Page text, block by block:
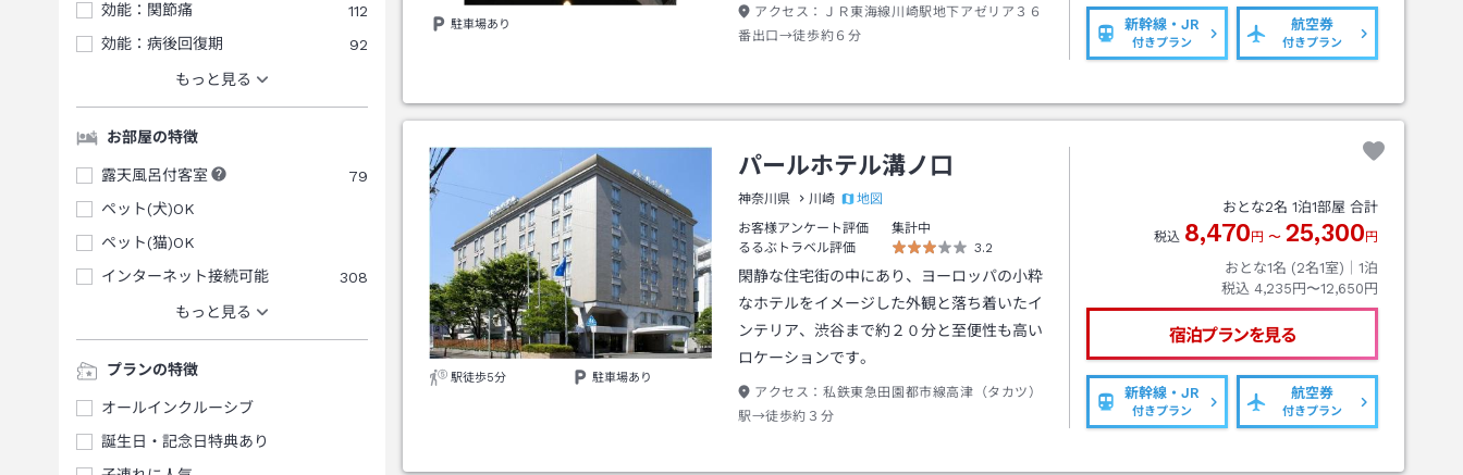
効能：関節痛
112
効能：病後回復期
92
もっと見る
お部屋の特徴
露天風呂付客室
79
ペット(犬)OK
ペット(猫)OK
インターネット接続可能
308
もっと見る
プランの特徴
オールインクルーシブ
誕生日・記念日特典あり
駐車場あり
アクセス：
ＪＲ東海線川崎駅地下アゼリア３６
番出口→徒歩約６分
新幹線・JR
付きプラン
航空券
付きプラン
駅徒歩5分 駐車場あり
パールホテル溝ノ口
神奈川県 川崎
地図
お客様アンケート評価
集計中
るるぶトラベル評価
3.2
閑静な住宅街の中にあり、ヨーロッパの小粋
なホテルをイメージした外観と落ち着いたイ
ンテリア、渋谷まで約２０分と至便性も高い
ロケーションです。
アクセス： 私鉄東急田園都市線高津（タカツ）
駅→徒歩約３分
おとな2名 1泊1部屋 合計
税込 8,470 円 〜 25,300 円
おとな1名 (2名1室)｜ 1泊
税込 4,235円〜12,650円
宿泊プランを見る
新幹線・JR
付きプラン
航空券
付きプラン